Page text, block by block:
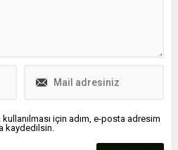
için adım, e-posta adresim
kaydedilsin.